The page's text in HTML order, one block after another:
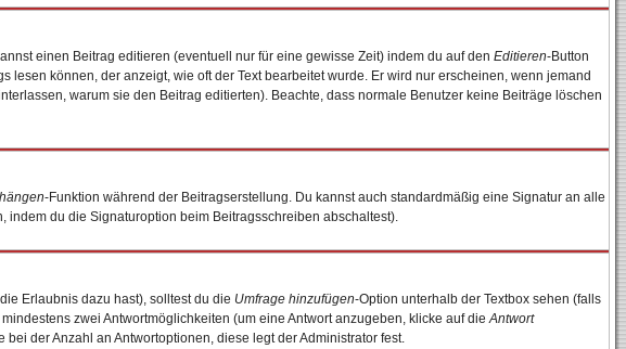
einen Beitrag editieren (eventuell nur für eine gewisse Zeit) indem du auf den Editieren-Button
können, der anzeigt, wie oft der Text bearbeitet wurde. Er wird nur erscheinen, wenn jemand
warum sie den Beitrag editierten). Beachte, dass normale Benutzer keine Beiträge löschen
-Funktion während der Beitragserstellung. Du kannst auch standardmäßig eine Signatur an alle
indem du die Signaturoption beim Beitragsschreiben abschaltest).
Erlaubnis dazu hast), solltest du die Umfrage hinzufügen-Option unterhalb der Textbox sehen (falls
zwei Antwortmöglichkeiten (um eine Antwort anzugeben, klicke auf dieAntwort
der Anzahl an Antwortoptionen, diese legt der Administrator fest.